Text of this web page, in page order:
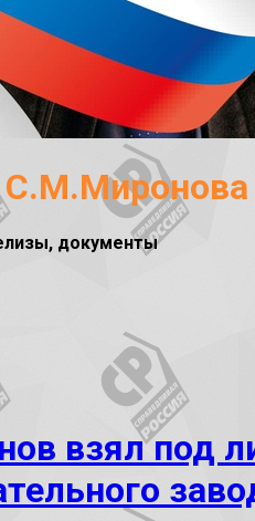
С.М.Миронова
документы
взял под